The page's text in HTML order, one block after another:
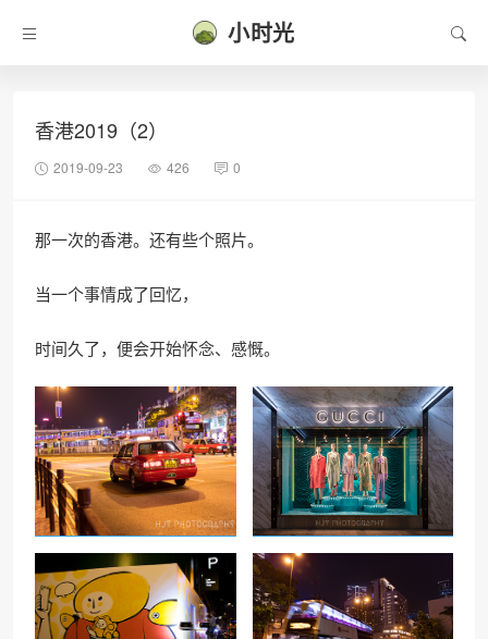
小时光
香港2019（2）
2019-09-23 426 0
那一次的香港。还有些个照片。
当一个事情成了回忆，
时间久了，便会开始怀念、感慨。